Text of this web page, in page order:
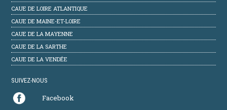
CAUE DE LOIRE ATLANTIQUE
CAUE DE MAINE-ET-LOIRE
CAUE DE LA MAYENNE
CAUE DE LA SARTHE
CAUE DE LA VENDÉE
SUIVEZ-NOUS
Facebook